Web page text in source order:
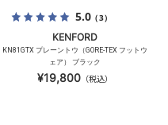
5.0（3）
KENFORD
KN81GTX プレーントウ（GORE-TEX フットウ
ェア） ブラック
¥19,800（税込）